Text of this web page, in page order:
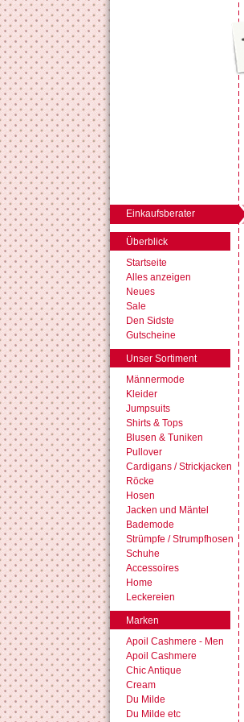
Überblick
Startseite
Alles anzeigen
Neues
Sale
Den Sidste
Gutscheine
Unser Sortiment
Männermode
Kleider
Jumpsuits
Shirts & Tops
Blusen & Tuniken
Pullover
Cardigans / Strickjacken
Röcke
Hosen
Jacken und Mäntel
Bademode
Strümpfe / Strumpfhosen
Schuhe
Accessoires
Home
Leckereien
Marken
Apoil Cashmere - Men
Apoil Cashmere
Chic Antique
Cream
Du Milde
Du Milde etc
Einkaufsberater